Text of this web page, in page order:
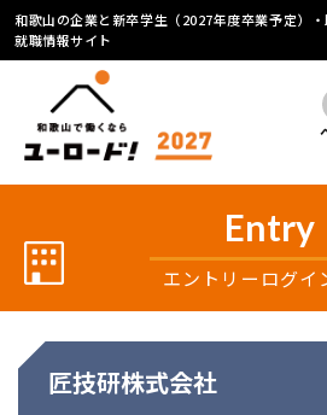
和歌山の企業と新卒学生（2027年度卒業予定）
就職情報サイト
Entry
エントリーログイ
匠技研株式会社